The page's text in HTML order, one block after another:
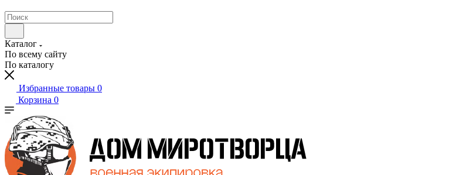
Каталог
По всему сайту
По каталогу
Избранные товары 0
Корзина 0